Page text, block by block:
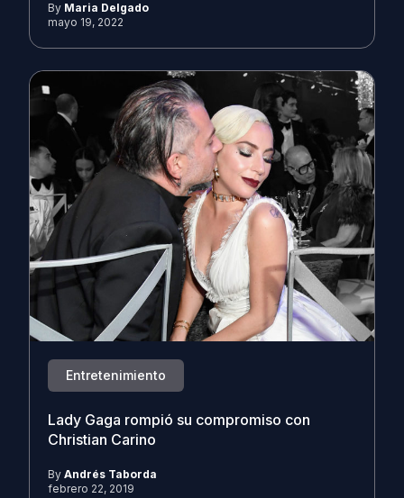
By Maria Delgado
mayo 19, 2022
Entretenimiento
Lady Gaga rompió su compromiso con
Christian Carino
By Andrés Taborda
febrero 22, 2019